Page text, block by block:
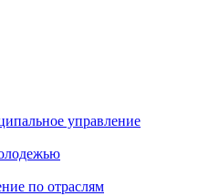
управление
по отраслям